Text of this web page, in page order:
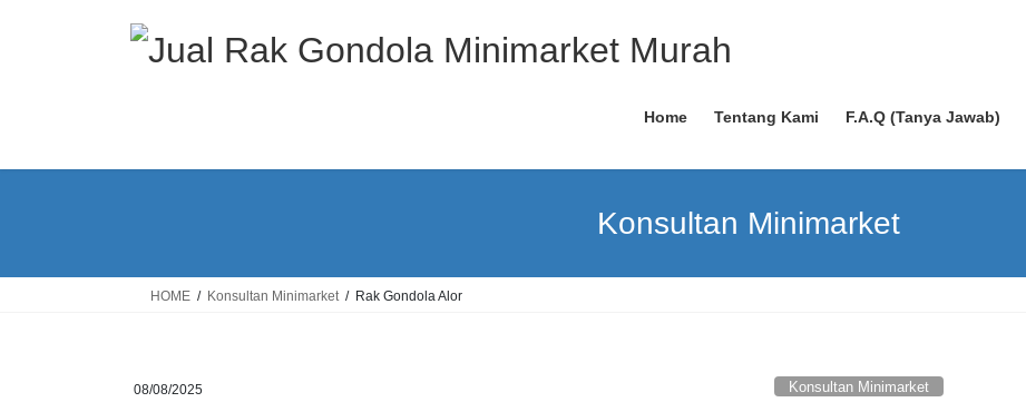
Home Tentang Kami F.A.Q (Tanya Jawab)
Konsultan Minimarket
HOME Konsultan Minimarket Rak Gondola Alor
08/08/2025 Konsultan Minimarket